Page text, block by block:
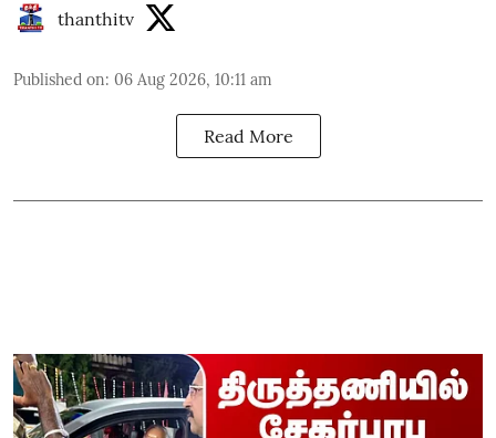
thanthitv
Published on: 06 Aug 2026, 10:11 am
Read More